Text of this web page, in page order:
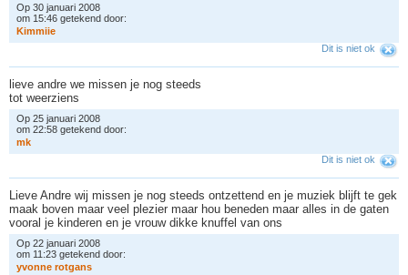
Op 30 januari 2008
om 15:46 getekend door:
Kimmiie
Dit is niet ok
lieve andre we missen je nog steeds
tot weerziens
Op 25 januari 2008
om 22:58 getekend door:
mk
Dit is niet ok
Lieve Andre wij missen je nog steeds ontzettend en je muziek blijft te gek
maak boven maar veel plezier maar hou beneden maar alles in de gaten
vooral je kinderen en je vrouw dikke knuffel van ons
Op 22 januari 2008
om 11:23 getekend door:
yvonne rotgans